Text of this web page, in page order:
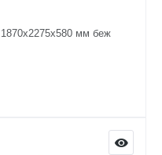
мм беж